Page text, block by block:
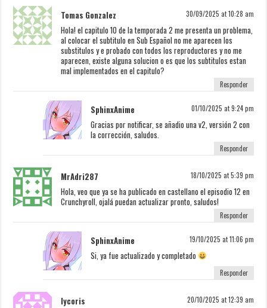
Tomas Gonzalez 30/09/2025 at 10:28 am
Hola! el capitulo 10 de la temporada 2 me presenta un problema,
al colocar el subtitulo en Sub Español no me aparecen los
substitulos y e probado con todos los reproductores y no me
aparecen, existe alguna solucion o es que los subtitulos estan
mal implementados en el capitulo?
Responder
SphinxAnime 01/10/2025 at 9:24 pm
Gracias por notificar, se añadio una v2, versión 2 con
la corrección, saludos.
Responder
MrAdri287 18/10/2025 at 5:39 pm
Hola, veo que ya se ha publicado en castellano el episodio 12 en
Crunchyroll, ojalá puedan actualizar pronto, saludos!
Responder
SphinxAnime 19/10/2025 at 11:06 pm
Si, ya fue actualizado y completado
Responder
lycoris 20/10/2025 at 12:39 am